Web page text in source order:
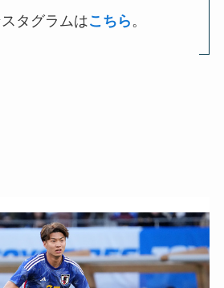
タグラムはこちら 。